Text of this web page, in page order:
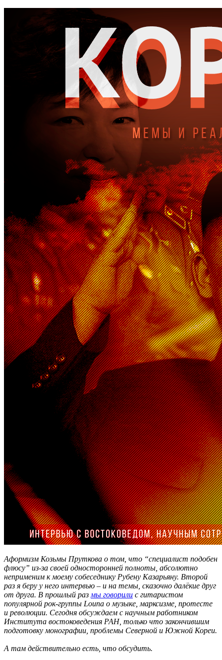
Аформизм Козьмы Пруткова о том, что “специалист подобен
флюсу” из-за своей односторонней полноты, абсолютно
неприменим к моему собеседнику Рубену Казарьяну. Второй
раз я беру у него интервью – и на темы, сказочно далёкие друг
от друга. В прошлый раз мы говорили с гитаристом
популярной рок-группы Louna о музыке, марксизме, протесте
и революции. Сегодня обсуждаем с научным работником
Института востоковедения РАН, только что закончившим
подготовку монографии, проблемы Северной и Южной Кореи.
А там действительно есть, что обсудить.